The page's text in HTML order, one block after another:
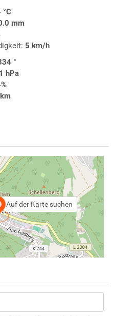
°C
mm
5 km/h
°
hPa
Auf der Karte suchen